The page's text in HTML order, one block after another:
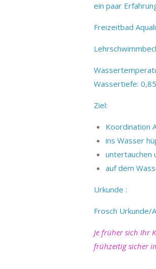
ein paar
Freizeitbad
Wassertiefe:
Ziel:
Koordination
ins Wasser
untertauchen
auf dem
Urkunde :
Frosch Urkunde/
Je früher sich Ihr
frühzeitig sicher